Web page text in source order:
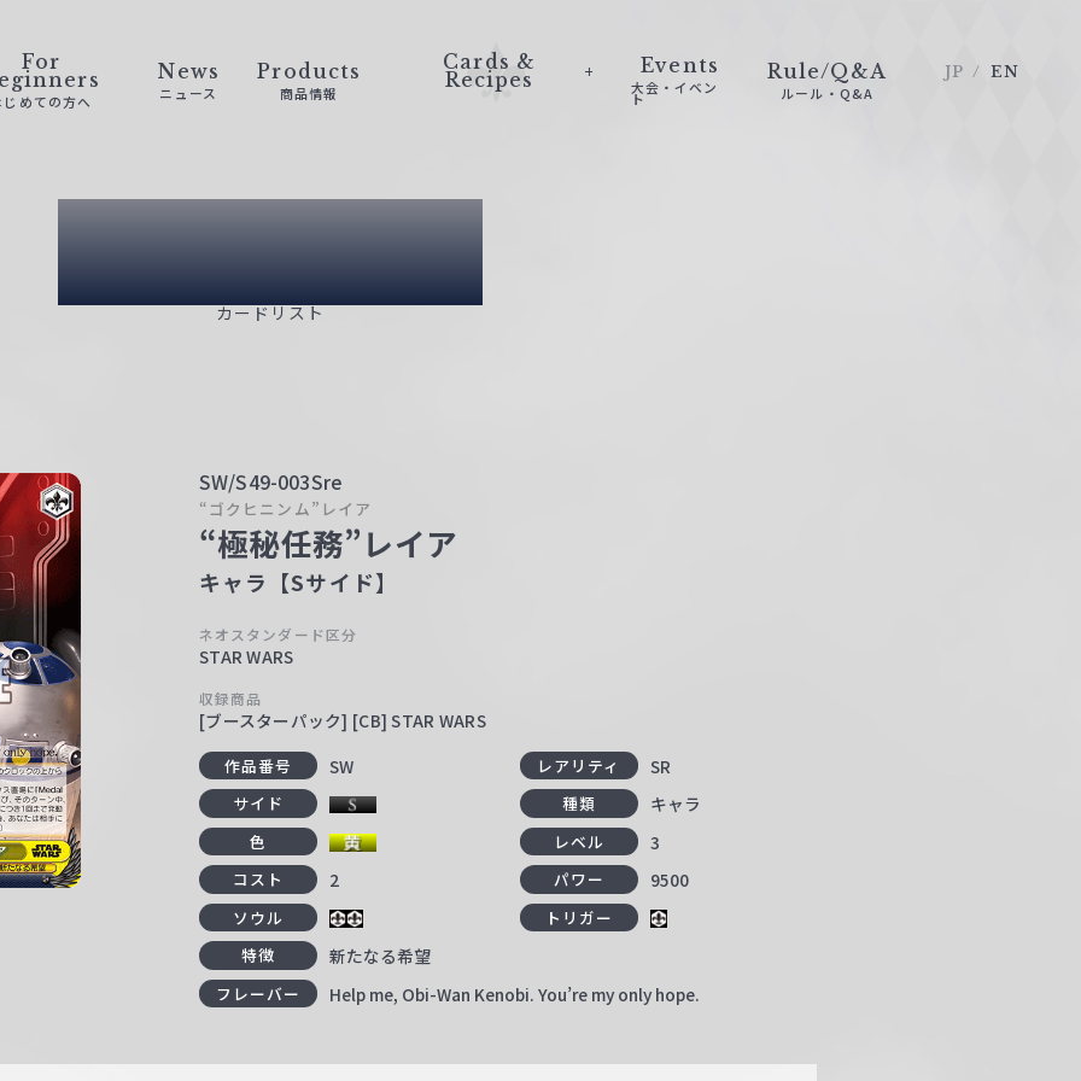
For
じめての方へ
News
ニュース
Products
商品情報
Cards &
Recipes
Events
大会・イベン
ト
Rule/Q&A
ルール・Q&A
JP EN
Card List
カードリスト
SW/S49-003Sre
“ゴクヒニンム”レイア
“極秘任務”レイア
キャラ【Sサイド】
ネオスタンダード区分
STAR WARS
収録商品
[ブースターパック] [CB] STAR WARS
作品番号 SW レアリティ SR
サイド 種類 キャラ
色 レベル 3
コスト 2 パワー 9500
ソウル
トリガー
特徴
新たなる希望
フレーバー Help me, Obi-Wan Kenobi. You’re my only hope.